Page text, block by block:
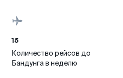
15
Количество рейсов до
Бандунга в неделю